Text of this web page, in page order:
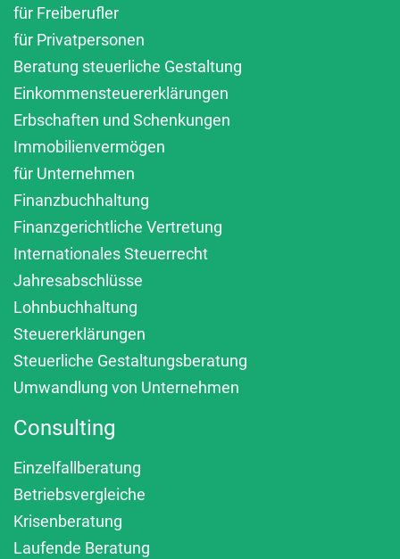
für Freiberufler
für Privatpersonen
Beratung steuerliche Gestaltung
Einkommensteuererklärungen
Erbschaften und Schenkungen
Immobilienvermögen
für Unternehmen
Finanzbuchhaltung
Finanzgerichtliche Vertretung
Internationales Steuerrecht
Jahresabschlüsse
Lohnbuchhaltung
Steuererklärungen
Steuerliche Gestaltungsberatung
Umwandlung von Unternehmen
Consulting
Einzelfallberatung
Betriebsvergleiche
Krisenberatung
Laufende Beratung